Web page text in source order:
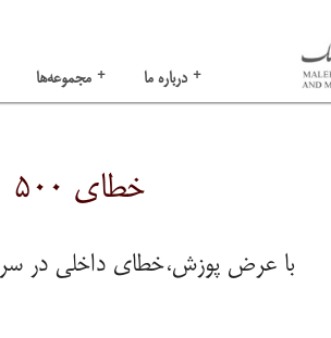
مجموعه‌ها + درباره ما +
خطای ۵۰۰
با عرض پوزش،خطای داخلی در